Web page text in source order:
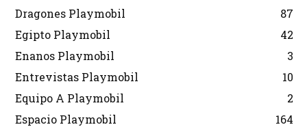
Dragones Playmobil
87
Egipto Playmobil
42
Enanos Playmobil
3
Entrevistas Playmobil
10
Equipo A Playmobil
2
Espacio Playmobil
164